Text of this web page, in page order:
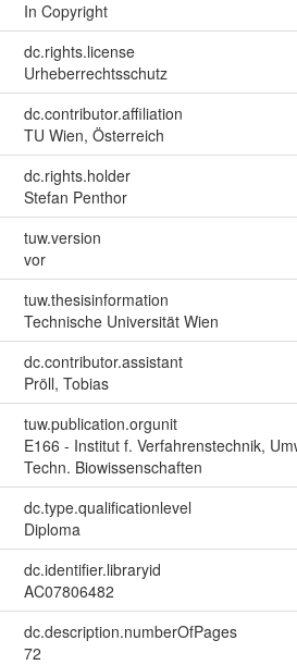
In Copyright
dc.rights.license
Urheberrechtsschutz
dc.contributor.affiliation
TU Wien, Österreich
dc.rights.holder
Stefan Penthor
tuw.version
vor
tuw.thesisinformation
Technische Universität Wien
dc.contributor.assistant
Pröll, Tobias
tuw.publication.orgunit
E166 - Institut f. Verfahrenstechnik,
Techn. Biowissenschaften
dc.type.qualificationlevel
Diploma
dc.identifier.libraryid
AC07806482
dc.description.numberOfPages
72